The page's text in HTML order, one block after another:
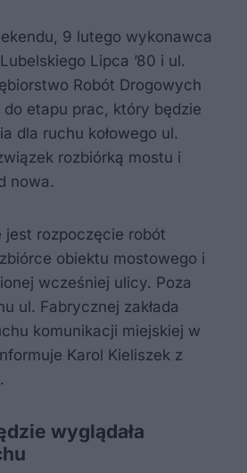
9 lutego wykonawca
Lipca ’80 i ul.
Robót Drogowych
etapu prac, który będzie
dla ruchu kołowego ul.
rozbiórką mostu i
nowa.
jest rozpoczęcie robót
obiektu mostowego i
wcześniej ulicy. Poza
ul. Fabrycznej zakłada
komunikacji miejskiej w
Karol Kieliszek z
wyglądała